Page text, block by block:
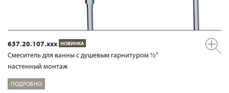
637.20.107.xxx НОВИНКА
Смеситель для ванны с душевым гарнитуром ½“
настенный монтаж
ПОДРОБНО